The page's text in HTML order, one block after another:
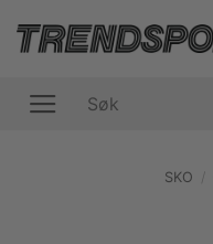
etter:
SKO /